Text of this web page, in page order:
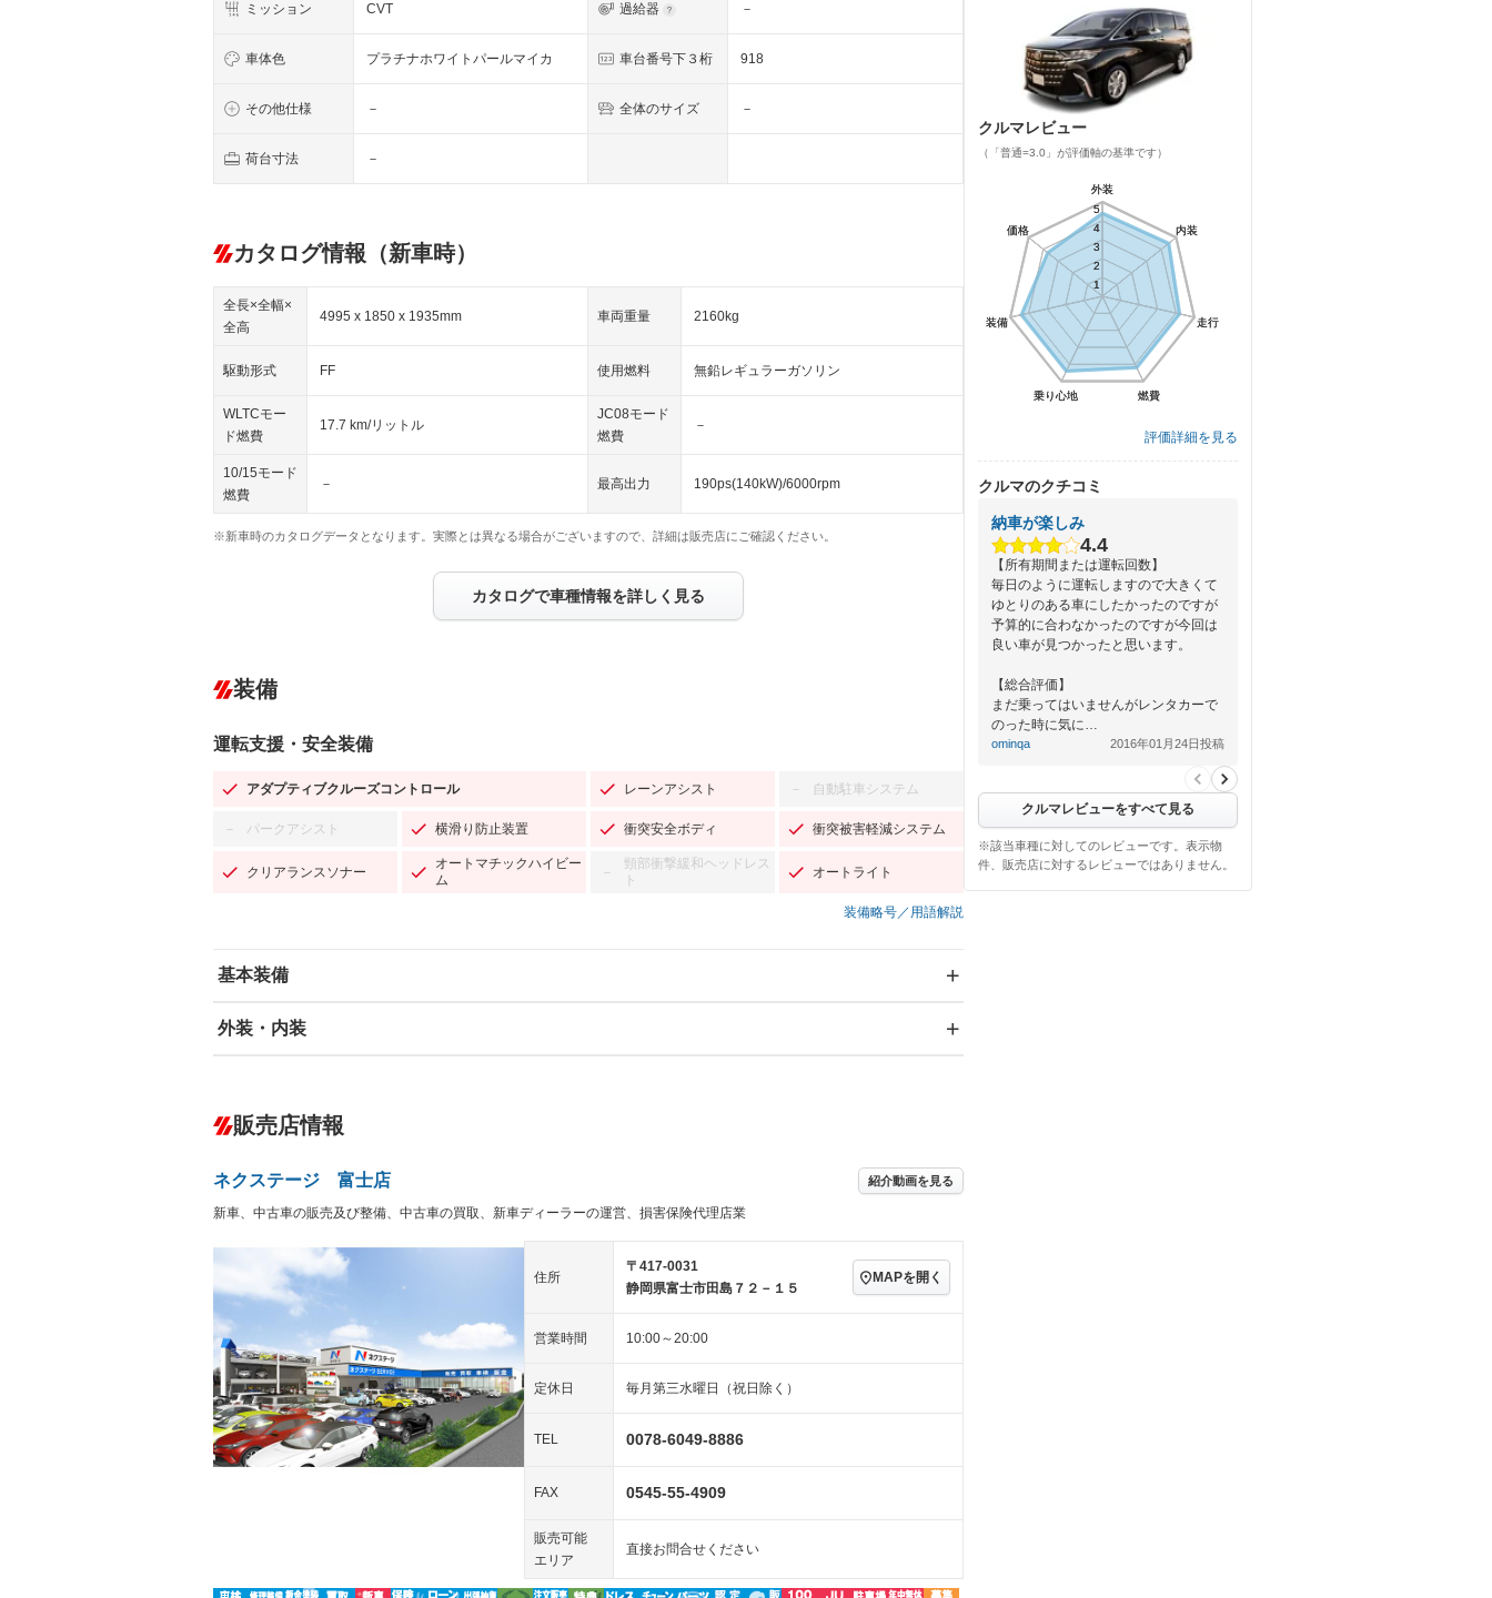
ミッション CVT 過給器 －
車体色 プラチナホワイトパールマイカ 車台番号下３桁 918
その他仕様 － 全体のサイズ －
荷台寸法 －
カタログ情報（新車時）
全長×全幅×
全高
4995 x 1850 x 1935mm 車両重量 2160kg
駆動形式 FF 使用燃料 無鉛レギュラーガソリン
WLTCモー
ド燃費
17.7 km/リットル
JC08モード
燃費
－
10/15モード
燃費
－ 最高出力 190ps(140kW)/6000rpm
※新車時のカタログデータとなります。実際とは異なる場合がございますので、詳細は販売店にご確認ください。
カタログで車種情報を詳しく見る
装備
運転支援・安全装備
アダプティブクルーズコントロール レーンアシスト － 自動駐車システム
－ パークアシスト 横滑り防止装置 衝突安全ボディ 衝突被害軽減システム
クリアランスソナー
オートマチックハイビー
ム
－
頸部衝撃緩和ヘッドレス
ト
オートライト
装備略号／用語解説
基本装備
エアバッグ：運転席/助手席/サイド
－ ダウンヒルアシストコントロール
Bluetooth接続 センターデフロック
装備略号／用語解説
外装・内装
オーディオ：ミュージックプレイヤー接続可
－
ヘッドライトウォッシャ
ー
キーレス
LEDヘッドランプ － HID(キセノンライト) － ポータブルナビ
スマートキー ローダウン
－ ランフラットタイヤ 3列シート ベンチシート
－ フルフラットシート － チップアップシート オットマン
シートヒーター ウォークスルー 後席モニター
フロントカメラ シートエアコン
－ ルーフレール － エアサスペンション
販売店情報
ネクステージ 富士店 紹介動画を見る
新車、中古車の販売及び整備、中古車の買取、新車ディーラーの運営、損害保険代理店業
住所
〒417-0031
静岡県富士市田島７２－１５
MAPを開く
営業時間 10:00～20:00
定休日 毎月第三水曜日（祝日除く）
TEL 0078-6049-8886
FAX 0545-55-4909
販売可能
エリア
直接お問合せください
クルマレビュー
（「普通=3.0」が評価軸の基準です）
外装
内装
走行
燃費
乗り心地
装備
価格
1
2
3
4
5
外装
内装
走行
燃費
乗り心地
装備
価格
1
2
3
4
5
評価詳細を見る
クルマのクチコミ
納車が楽しみ
4.4
【所有期間または運転回数】
毎日のように運転しますので大きくて
ゆとりのある車にしたかったのですが
予算的に合わなかったのですが今回は
良い車が見つかったと思います。
【総合評価】
まだ乗ってはいませんがレンタカーで
のった時に気に…
ominqa 2016年01月24日投稿
クルマレビューをすべて見る
※該当車種に対してのレビューです。表示物
件、販売店に対するレビューではありません。